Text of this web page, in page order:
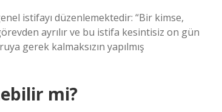
istifayı düzenlemektedir: “Bir kimse,
ayrılır ve bu istifa kesintisiz on gün
gerek kalmaksızın yapılmış
mi?